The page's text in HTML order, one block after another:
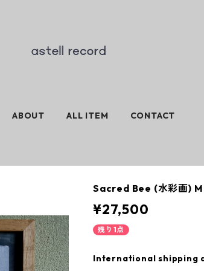
ABOUT ALL ITEM CONTACT
Sacred Bee (水彩画) M
¥27,500
残り1点
International shipping